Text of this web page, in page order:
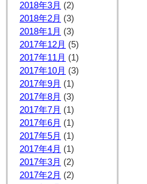
2018年3月 (2)
2018年2月 (3)
2018年1月 (3)
2017年12月 (5)
2017年11月 (1)
2017年10月 (3)
2017年9月 (1)
2017年8月 (3)
2017年7月 (1)
2017年6月 (1)
2017年5月 (1)
2017年4月 (1)
2017年3月 (2)
2017年2月 (2)